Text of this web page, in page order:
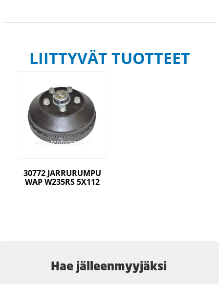
LIITTYVÄT TUOTTEET
30772 JARRURUMPU
WAP W235RS 5X112
Hae jälleenmyyjäksi